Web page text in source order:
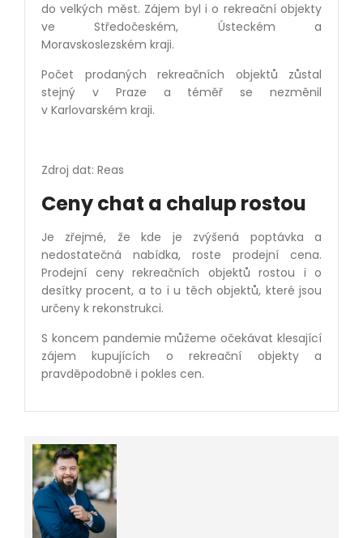
do velkých měst. Zájem byl i o rekreační objekty
ve Středočeském, Ústeckém a
Moravskoslezském kraji.
Počet prodaných rekreačních objektů zůstal
stejný v Praze a téměř se nezměnil
v Karlovarském kraji.
Zdroj dat: Reas
Ceny chat a chalup rostou
Je zřejmé, že kde je zvýšená poptávka a
nedostatečná nabídka, roste prodejní cena.
Prodejní ceny rekreačních objektů rostou i o
desítky procent, a to i u těch objektů, které jsou
určeny k rekonstrukci.
S koncem pandemie můžeme očekávat klesající
zájem kupujících o rekreační objekty a
pravděpodobně i pokles cen.